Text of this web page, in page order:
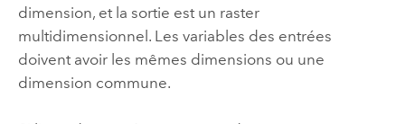
dimension, et la sortie est un raster
multidimensionnel. Les variables des entrées
doivent avoir les mêmes dimensions ou une
dimension commune.